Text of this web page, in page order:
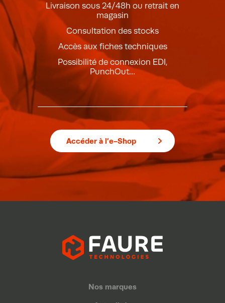
Livraison sous 24/48h ou retrait en
magasin
Consultation des stocks
Accès aux fiches techniques
Possibilité de connexion EDI,
PunchOut…
Accéder à l’e-Shop
Nos marques